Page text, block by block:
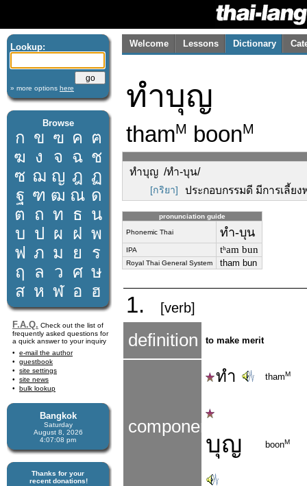
Lookup:
» more options here
Browse
ก ข ฃ ค ฅ
ฆ ง จ ฉ ช
ซ ฌ ญ ฎ ฏ
ฐ ฑ ฒ ณ ด
ต ถ ท ธ น
บ ป ผ ฝ พ
ฟ ภ ม ย
ร
ฤ
ล ว ศ ษ
ส ห ฬ อ ฮ
F.A.Q. Check out the list of
frequently asked questions for
a quick answer to your inquiry
e-mail the author
guestbook
site settings
site news
bulk lookup
Bangkok
Saturday
August 8, 2026
4:07:08 pm
Thanks for your
recent donations!
Welcome Lessons Dictionary
ทำบุญ
thamM boonM
ทำบุญ /ทำ-บุน/
[กริยา] ประกอบกรรมดี มีการเลี้ย
pronunciation guide
Phonemic Thai ทำ-บุน
IPA tʰam bun
Royal Thai General System tham bun
1. [verb]
definition to make merit
components
ทำ thamM
บุญ boonM